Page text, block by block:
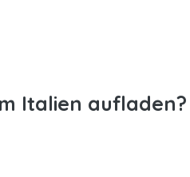
Italien aufladen?